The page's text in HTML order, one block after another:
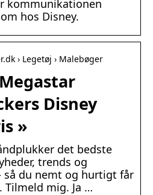
kommunikationen
hos Disney.
› Legetøj › Malebøger
Disney
»
det bedste
trends og
så du nemt og hurtigt får
Tilmeld mig. Ja …